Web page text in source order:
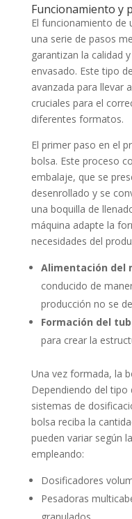
Funcionamiento y
El funcionamiento de
una serie de pasos
garantizan la calidad
envasado. Este tipo
avanzada para llevar
cruciales para el
diferentes formatos.
El primer paso en el
bolsa. Este proceso
embalaje, que se
desenrollado y se
una boquilla de
máquina adapte la
necesidades del
Alimentación del
conducido de
producción no se
Formación del
para crear la
Una vez formada, la
Dependiendo del
sistemas de
bolsa reciba la
pueden variar según
empleando:
Dosificadores
Pesadoras